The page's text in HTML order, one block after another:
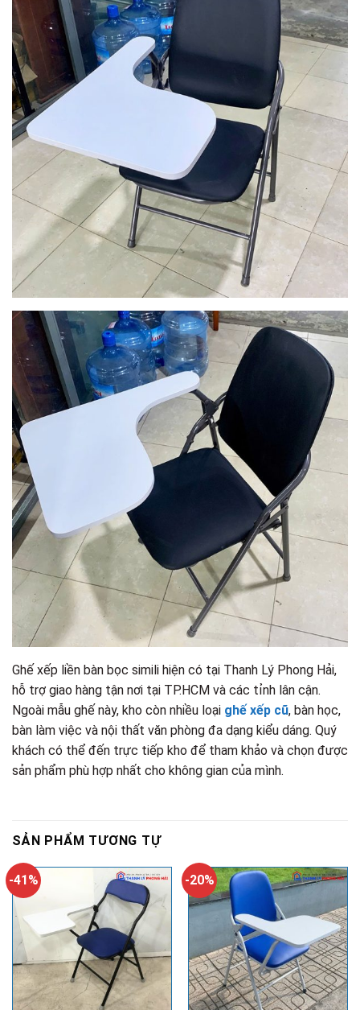
Ghế xếp liền bàn bọc simili hiện có tại Thanh Lý Phong Hải,
hỗ trợ giao hàng tận nơi tại TP.HCM và các tỉnh lân cận.
Ngoài mẫu ghế này, kho còn nhiều loại ghế xếp cũ, bàn học,
bàn làm việc và nội thất văn phòng đa dạng kiểu dáng. Quý
khách có thể đến trực tiếp kho để tham khảo và chọn được
sản phẩm phù hợp nhất cho không gian của mình.
SẢN PHẨM TƯƠNG TỰ
-41% -20%